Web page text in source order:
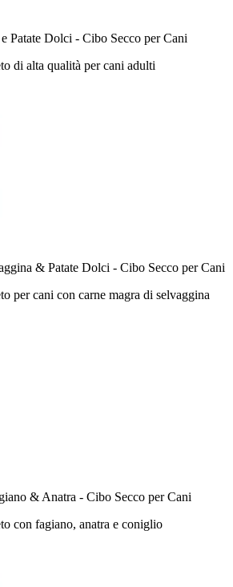
Patate Dolci - Cibo Secco per Cani
di alta qualità per cani adulti
& Patate Dolci - Cibo Secco per Cani
per cani con carne magra di selvaggina
& Anatra - Cibo Secco per Cani
con fagiano, anatra e coniglio